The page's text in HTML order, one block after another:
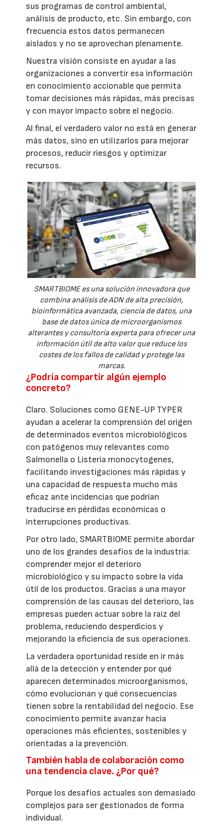
sus programas de control ambiental,
análisis de producto, etc. Sin embargo, con
frecuencia estos datos permanecen
aislados y no se aprovechan plenamente.
Nuestra visión consiste en ayudar a las
organizaciones a convertir esa información
en conocimiento accionable que permita
tomar decisiones más rápidas, más precisas
y con mayor impacto sobre el negocio.
Al final, el verdadero valor no está en generar
más datos, sino en utilizarlos para mejorar
procesos, reducir riesgos y optimizar
recursos.
SMARTBIOME es una solución innovadora que
combina análisis de ADN de alta precisión,
bioinformática avanzada, ciencia de datos, una
base de datos única de microorganismos
alterantes y consultoría experta para ofrecer una
información útil de alto valor que reduce los
costes de los fallos de calidad y protege las
marcas.
¿Podría compartir algún ejemplo
concreto?
Claro. Soluciones como GENE-UP TYPER
ayudan a acelerar la comprensión del origen
de determinados eventos microbiológicos
con patógenos muy relevantes como
Salmonella o Listeria monocytogenes,
facilitando investigaciones más rápidas y
una capacidad de respuesta mucho más
eficaz ante incidencias que podrían
traducirse en pérdidas económicas o
interrupciones productivas.
Por otro lado, SMARTBIOME permite abordar
uno de los grandes desafíos de la industria:
comprender mejor el deterioro
microbiológico y su impacto sobre la vida
útil de los productos. Gracias a una mayor
comprensión de las causas del deterioro, las
empresas pueden actuar sobre la raíz del
problema, reduciendo desperdicios y
mejorando la eficiencia de sus operaciones.
La verdadera oportunidad reside en ir más
allá de la detección y entender por qué
aparecen determinados microorganismos,
cómo evolucionan y qué consecuencias
tienen sobre la rentabilidad del negocio. Ese
conocimiento permite avanzar hacia
operaciones más eficientes, sostenibles y
orientadas a la prevención.
También habla de colaboración como
una tendencia clave. ¿Por qué?
Porque los desafíos actuales son demasiado
complejos para ser gestionados de forma
individual.